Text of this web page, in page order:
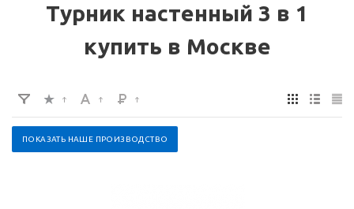
Турник настенный 3 в 1
купить в Москве
ПОКАЗАТЬ НАШЕ ПРОИЗВОДСТВО